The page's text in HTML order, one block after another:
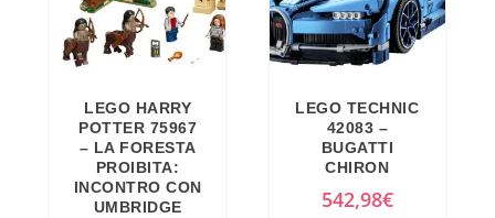
LEGO HARRY
POTTER 75967
– LA FORESTA
PROIBITA:
INCONTRO CON
UMBRIDGE
LEGO TECHNIC
42083 –
BUGATTI
CHIRON
542,98€